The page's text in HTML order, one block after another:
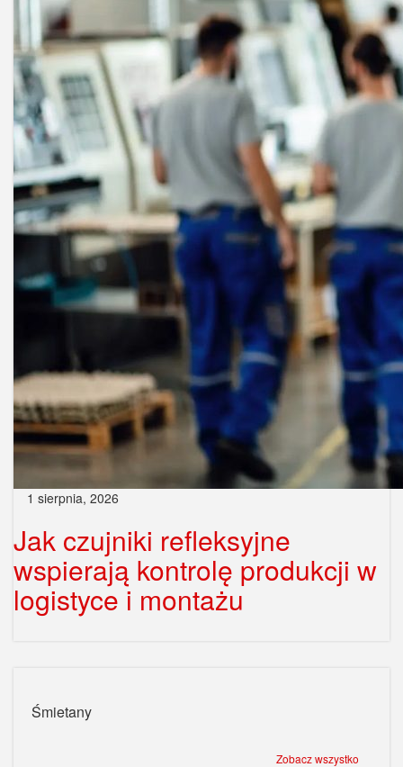
1 sierpnia, 2026
Jak czujniki refleksyjne
wspierają kontrolę produkcji w
logistyce i montażu
Śmietany
Zobacz wszystko